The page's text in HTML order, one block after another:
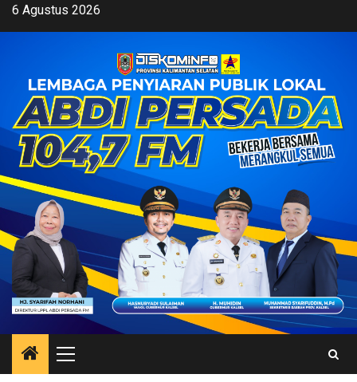
Skip6 Agustus 2026
Primary
Menu